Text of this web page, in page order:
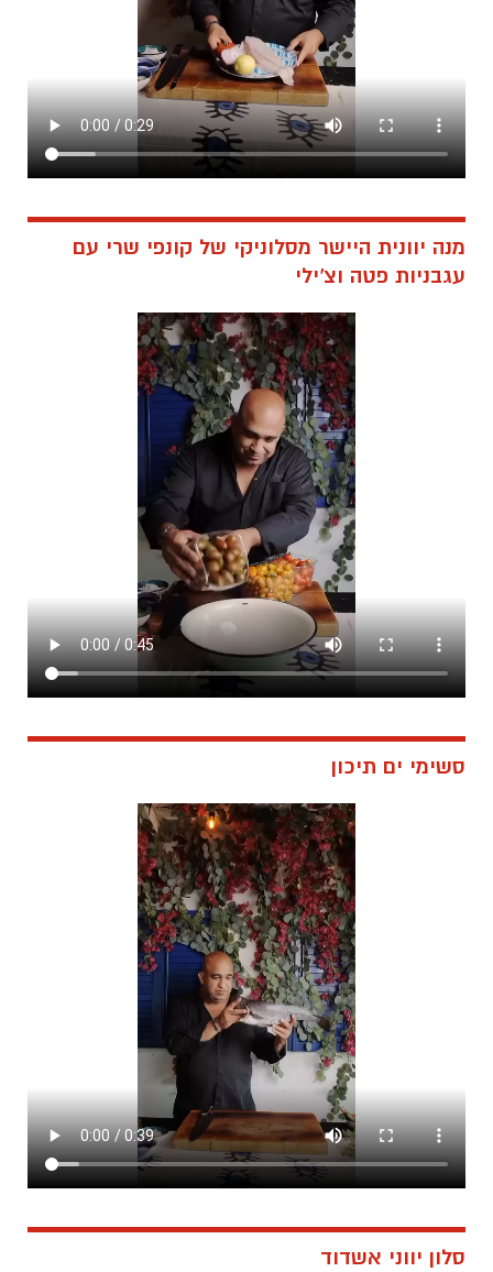
מנה יוונית היישר מסלוניקי של קונפי שרי עם
עגבניות פטה וצ'ילי
סשימי ים תיכון
סלון יווני אשדוד